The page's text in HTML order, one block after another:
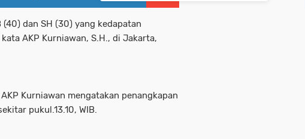
dan SH (30) yang kedapatan
AKP Kurniawan, S.H., di Jakarta,
Kurniawan mengatakan penangkapan
pukul.13.10, WIB.